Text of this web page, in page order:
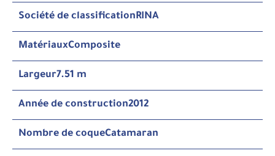
Société de classificationRINA
MatériauxComposite
Largeur7.51 m
Année de construction2012
Nombre de coqueCatamaran